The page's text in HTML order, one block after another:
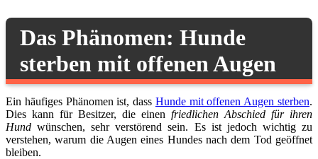
Das Phänomen: Hunde
sterben mit offenen Augen
Ein häufiges Phänomen ist, dass Hunde mit offenen Augen sterben.
Dies kann für Besitzer, die einen friedlichen Abschied für ihren
Hund wünschen, sehr verstörend sein. Es ist jedoch wichtig zu
verstehen, warum die Augen eines Hundes nach dem Tod geöffnet
bleiben.